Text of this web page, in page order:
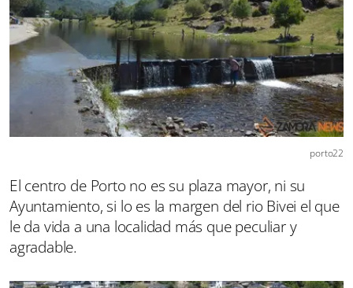
porto22
El centro de Porto no es su plaza mayor, ni su
Ayuntamiento, si lo es la margen del rio Bivei el que
le da vida a una localidad más que peculiar y
agradable.